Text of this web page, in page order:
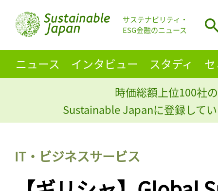
サステナビリティ・
ESG金融のニュース
ニュース インタビュー スタディ
時価総額上位100社
Sustainable Japanに登録して
IT・ビジネスサービス